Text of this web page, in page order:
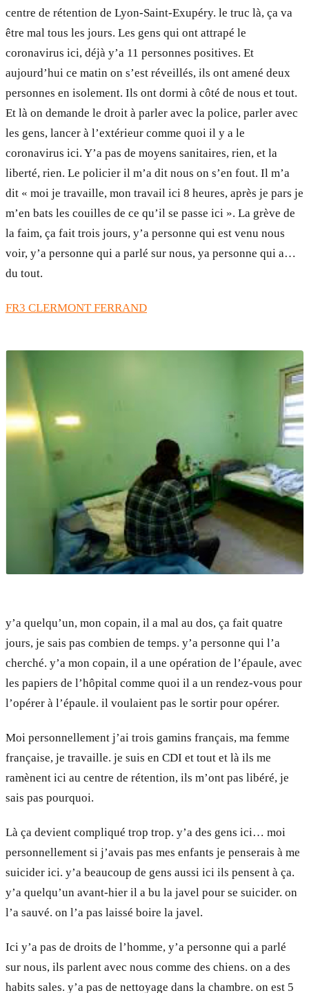
centre de rétention de Lyon-Saint-Exupéry. le truc là, ça va
être mal tous les jours. Les gens qui ont attrapé le
coronavirus ici, déjà y’a 11 personnes positives. Et
aujourd’hui ce matin on s’est réveillés, ils ont amené deux
personnes en isolement. Ils ont dormi à côté de nous et tout.
Et là on demande le droit à parler avec la police, parler avec
les gens, lancer à l’extérieur comme quoi il y a le
coronavirus ici. Y’a pas de moyens sanitaires, rien, et la
liberté, rien. Le policier il m’a dit nous on s’en fout. Il m’a
dit « moi je travaille, mon travail ici 8 heures, après je pars je
m’en bats les couilles de ce qu’il se passe ici ». La grève de
la faim, ça fait trois jours, y’a personne qui est venu nous
voir, y’a personne qui a parlé sur nous, ya personne qui a…
du tout.
FR3 CLERMONT FERRAND
y’a quelqu’un, mon copain, il a mal au dos, ça fait quatre
jours, je sais pas combien de temps. y’a personne qui l’a
cherché. y’a mon copain, il a une opération de l’épaule, avec
les papiers de l’hôpital comme quoi il a un rendez-vous pour
l’opérer à l’épaule. il voulaient pas le sortir pour opérer.
Moi personnellement j’ai trois gamins français, ma femme
française, je travaille. je suis en CDI et tout et là ils me
ramènent ici au centre de rétention, ils m’ont pas libéré, je
sais pas pourquoi.
Là ça devient compliqué trop trop. y’a des gens ici… moi
personnellement si j’avais pas mes enfants je penserais à me
suicider ici. y’a beaucoup de gens aussi ici ils pensent à ça.
y’a quelqu’un avant-hier il a bu la javel pour se suicider. on
l’a sauvé. on l’a pas laissé boire la javel.
Ici y’a pas de droits de l’homme, y’a personne qui a parlé
sur nous, ils parlent avec nous comme des chiens. on a des
habits sales. y’a pas de nettoyage dans la chambre. on est 5